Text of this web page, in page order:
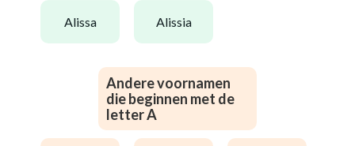
alissa alissia
Andere voornamen
die beginnen met de
letter A